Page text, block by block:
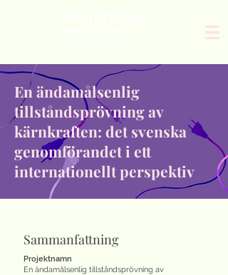
En ändamålsenlig
tillståndsprövning av
kärnkraften: det svenska
genomförandet i ett
internationellt perspektiv
Sammanfattning
Projektnamn
En ändamålsenlig tillståndsprövning av